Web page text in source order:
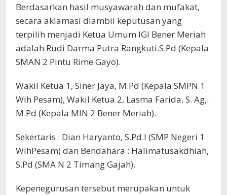
Berdasarkan hasil musyawarah dan mufakat,
secara aklamasi diambil keputusan yang
terpilih menjadi Ketua Umum IGI Bener Meriah
adalah Rudi Darma Putra Rangkuti.S.Pd (Kepala
SMAN 2 Pintu Rime Gayo).
Wakil Ketua 1, Siner Jaya, M.Pd (Kepala SMPN 1
Wih Pesam), Wakil Ketua 2, Lasma Farida, S. Ag,.
M.Pd (Kepala MIN 2 Bener Meriah).
Sekertaris : Dian Haryanto, S.Pd.I (SMP Negeri 1
WihPesam) dan Bendahara : Halimatusakdhiah,
S.Pd (SMA N 2 Timang Gajah).
Kepenegurusan tersebut merupakan untuk